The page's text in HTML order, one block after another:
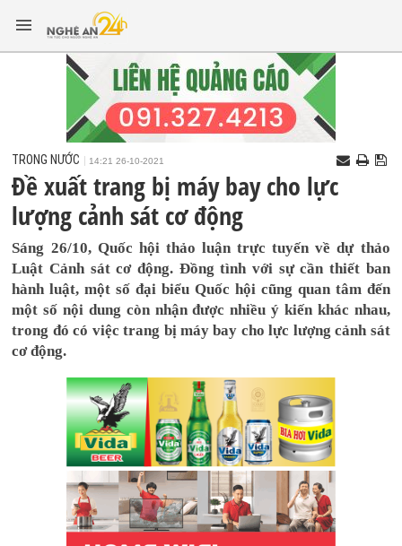
TRONG NƯỚC 14:21 26-10-2021
Đề xuất trang bị máy bay cho lực
lượng cảnh sát cơ động
Sáng 26/10, Quốc hội thảo luận trực tuyến về dự thảo
Luật Cảnh sát cơ động. Đồng tình với sự cần thiết ban
hành luật, một số đại biểu Quốc hội cũng quan tâm đến
một số nội dung còn nhận được nhiều ý kiến khác nhau,
trong đó có việc trang bị máy bay cho lực lượng cảnh sát
cơ động.